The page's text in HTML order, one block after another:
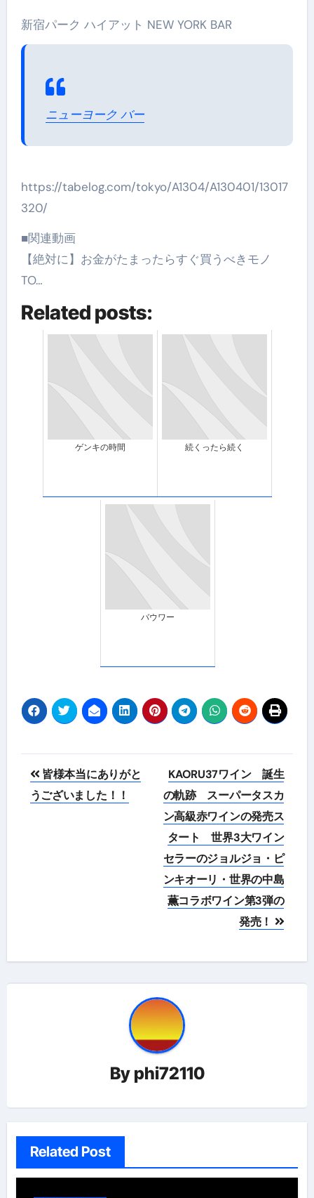
新宿パーク ハイアット NEW YORK BAR
ニューヨーク バー
https://tabelog.com/tokyo/A1304/A130401/13017
320/
■関連動画
【絶対に】お金がたまったらすぐ買うべきモノ
TO…
Related posts:
ゲンキの時間 続くったら続く
バウワー
投
稿
ョ
皆様本当にありがと
うございました！！
KAORU37ワイン 誕生
の軌跡 スーパータスカ
ン高級赤ワインの発売ス
タート 世界3大ワイン
セラーのジョルジョ・ピ
ンキオーリ・世界の中島
薫コラボワイン第3弾の
発売！
By phi72110
Related Post